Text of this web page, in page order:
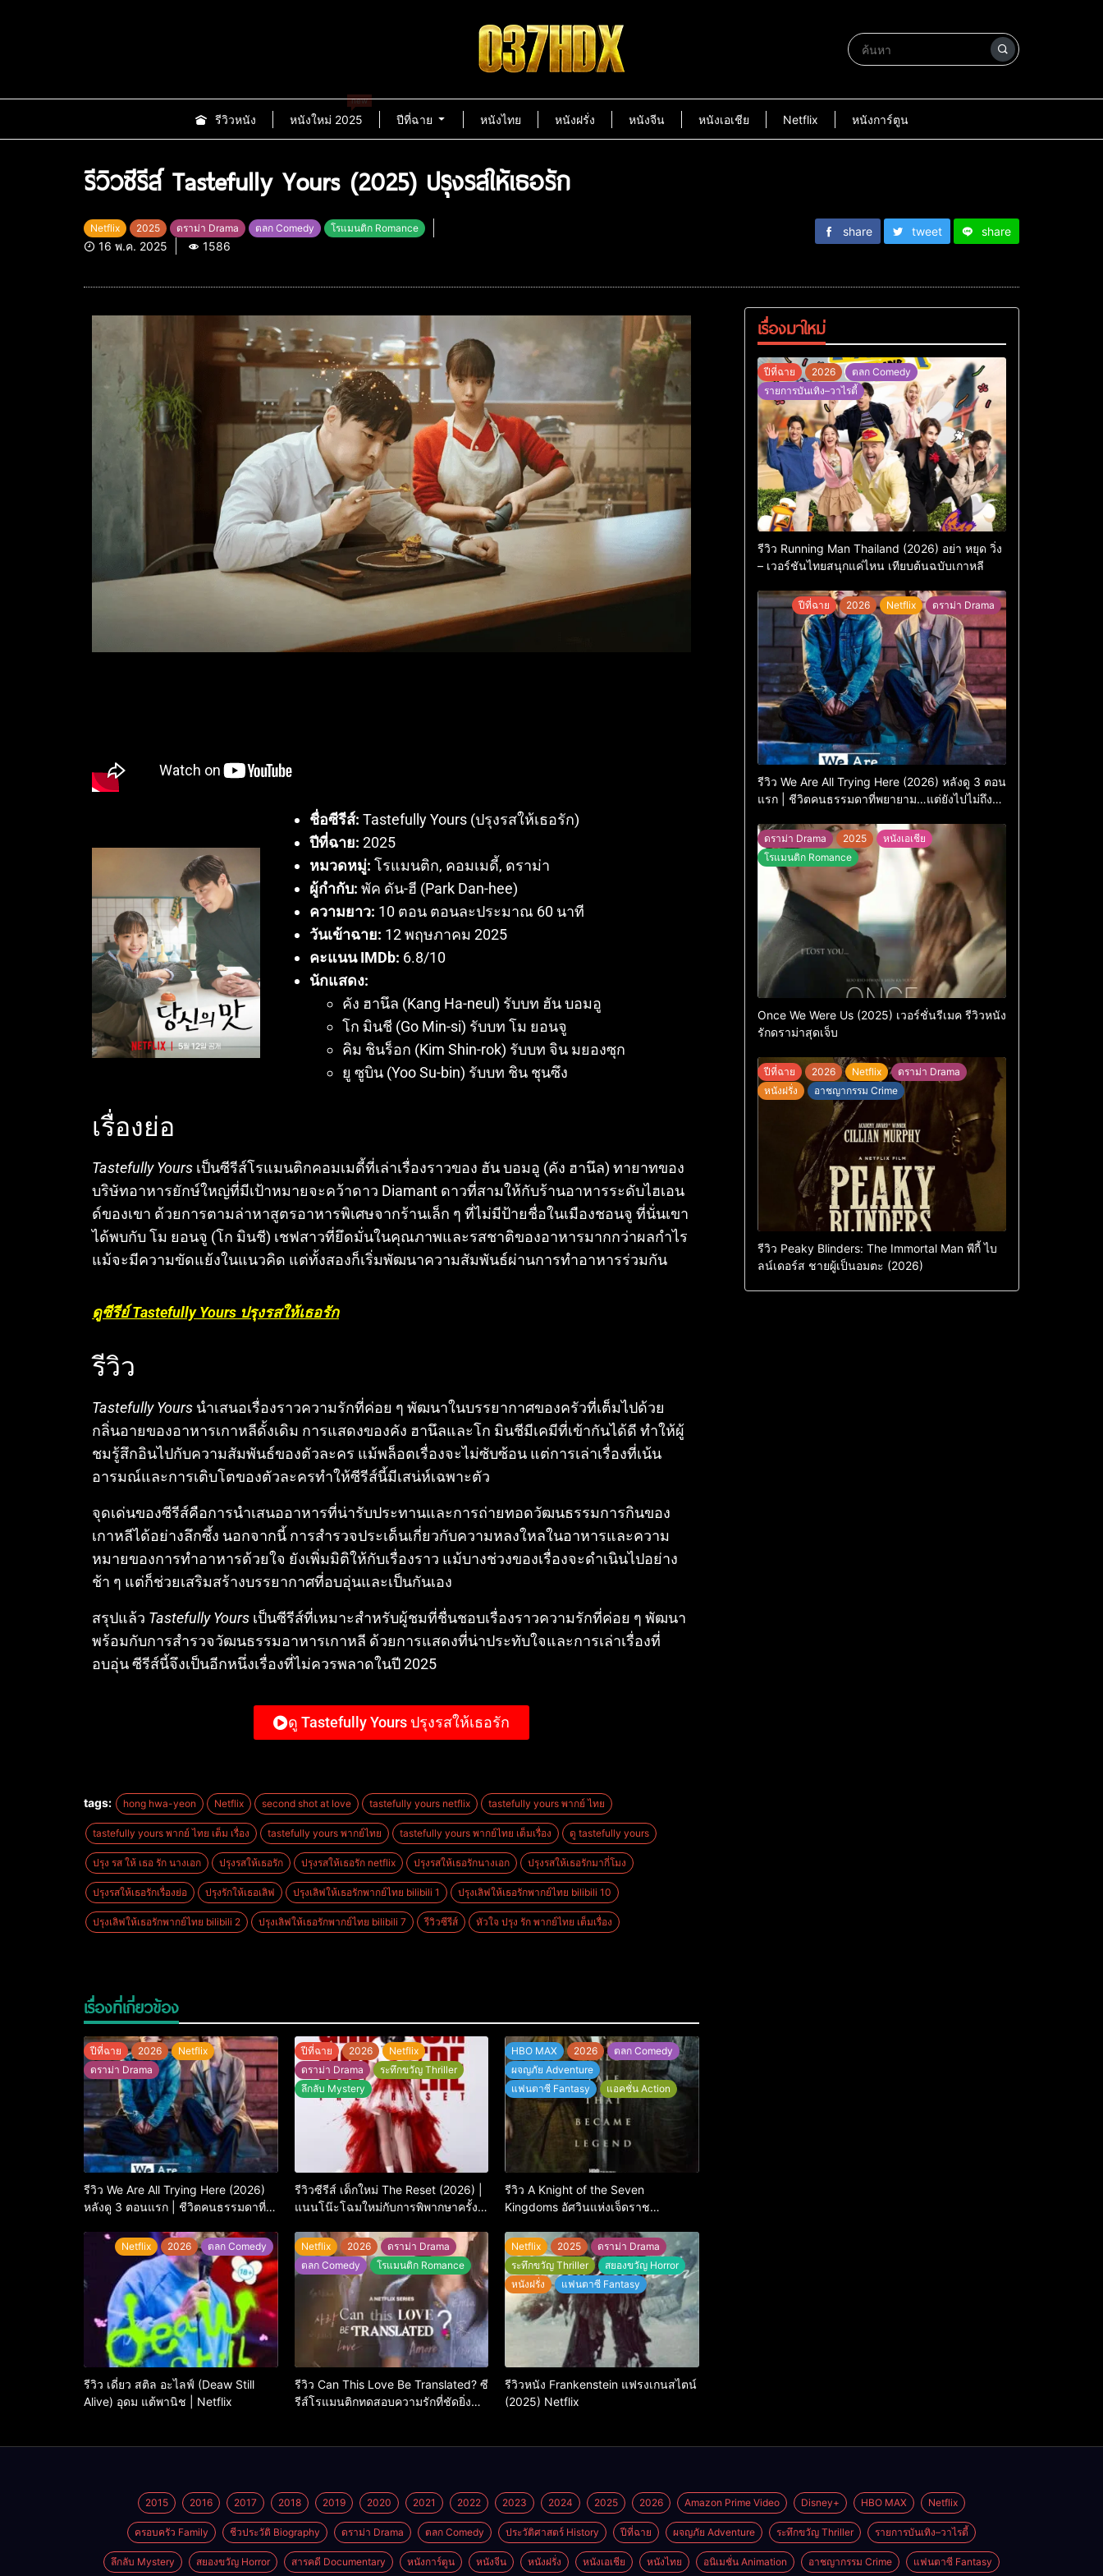
รีวิวหนัง หนังใหม่ 2025
new
ปีที่ฉาย หนังไทย หนังฝรั่ง หนังจีน หนังเอเชีย Netflix หนังการ์ตูน
รีวิวซีรีส์ Tastefully Yours (2025) ปรุงรสให้เธอรัก
Netflix 2025 ดราม่า Drama ตลก Comedy โรแมนติก Romance
16 พ.ค. 2025 1586
share tweet share
ชื่อซีรีส์: Tastefully Yours (ปรุงรสให้เธอรัก)
ปีที่ฉาย: 2025
หมวดหมู่: โรแมนติก, คอมเมดี้, ดราม่า
ผู้กำกับ: พัค ดัน-ฮี (Park Dan-hee)
ความยาว: 10 ตอน ตอนละประมาณ 60 นาที
วันเข้าฉาย: 12 พฤษภาคม 2025
คะแนน IMDb: 6.8/10
นักแสดง:
คัง ฮานึล (Kang Ha-neul) รับบท ฮัน บอมอู
โก มินชี (Go Min-si) รับบท โม ยอนจู
คิม ชินร็อก (Kim Shin-rok) รับบท จิน มยองซุก
ยู ซูบิน (Yoo Su-bin) รับบท ชิน ชุนซึง
เรื่องย่อ
Tastefully Yours เป็นซีรีส์โรแมนติกคอมเมดี้ที่เล่าเรื่องราวของ ฮัน บอมอู (คัง ฮานึล) ทายาทของ
บริษัทอาหารยักษ์ใหญ่ที่มีเป้าหมายจะคว้าดาว Diamant ดาวที่สามให้กับร้านอาหารระดับไฮเอน
ด์ของเขา ด้วยการตามล่าหาสูตรอาหารพิเศษจากร้านเล็ก ๆ ที่ไม่มีป้ายชื่อในเมืองชอนจู ที่นั่นเขา
ได้พบกับ โม ยอนจู (โก มินชี) เชฟสาวที่ยึดมั่นในคุณภาพและรสชาติของอาหารมากกว่าผลกำไร
แม้จะมีความขัดแย้งในแนวคิด แต่ทั้งสองก็เริ่มพัฒนาความสัมพันธ์ผ่านการทำอาหารร่วมกัน
ดูซีรีย์ Tastefully Yours ปรุงรสให้เธอรัก
รีวิว
Tastefully Yours นำเสนอเรื่องราวความรักที่ค่อย ๆ พัฒนาในบรรยากาศของครัวที่เต็มไปด้วย
กลิ่นอายของอาหารเกาหลีดั้งเดิม การแสดงของคัง ฮานึลและโก มินชีมีเคมีที่เข้ากันได้ดี ทำให้ผู้
ชมรู้สึกอินไปกับความสัมพันธ์ของตัวละคร แม้พล็อตเรื่องจะไม่ซับซ้อน แต่การเล่าเรื่องที่เน้น
อารมณ์และการเติบโตของตัวละครทำให้ซีรีส์นี้มีเสน่ห์เฉพาะตัว
จุดเด่นของซีรีส์คือการนำเสนออาหารที่น่ารับประทานและการถ่ายทอดวัฒนธรรมการกินของ
เกาหลีได้อย่างลึกซึ้ง นอกจากนี้ การสำรวจประเด็นเกี่ยวกับความหลงใหลในอาหารและความ
หมายของการทำอาหารด้วยใจ ยังเพิ่มมิติให้กับเรื่องราว แม้บางช่วงของเรื่องจะดำเนินไปอย่าง
ช้า ๆ แต่ก็ช่วยเสริมสร้างบรรยากาศที่อบอุ่นและเป็นกันเอง
สรุปแล้ว Tastefully Yours เป็นซีรีส์ที่เหมาะสำหรับผู้ชมที่ชื่นชอบเรื่องราวความรักที่ค่อย ๆ พัฒนา
พร้อมกับการสำรวจวัฒนธรรมอาหารเกาหลี ด้วยการแสดงที่น่าประทับใจและการเล่าเรื่องที่
อบอุ่น ซีรีส์นี้จึงเป็นอีกหนึ่งเรื่องที่ไม่ควรพลาดในปี 2025
ดู Tastefully Yours ปรุงรสให้เธอรัก
tags: hong hwa-yeon Netflix second shot at love tastefully yours netflix tastefully yours พากย์ ไทย
tastefully yours พากย์ ไทย เต็ม เรื่อง tastefully yours พากย์ไทย tastefully yours พากย์ไทย เต็มเรื่อง ดู tastefully yours
ปรุง รส ให้ เธอ รัก นางเอก ปรุงรสให้เธอรัก ปรุงรสให้เธอรัก netflix ปรุงรสให้เธอรักนางเอก ปรุงรสให้เธอรักมากี่โมง
ปรุงรสให้เธอรักเรื่องย่อ ปรุงรักให้เธอเลิฟ ปรุงเลิฟให้เธอรักพากย์ไทย bilibili 1 ปรุงเลิฟให้เธอรักพากย์ไทย bilibili 10
ปรุงเลิฟให้เธอรักพากย์ไทย bilibili 2 ปรุงเลิฟให้เธอรักพากย์ไทย bilibili 7 รีวิวซีรีส์ หัวใจ ปรุง รัก พากย์ไทย เต็มเรื่อง
เรื่องที่เกี่ยวข้อง
ปีที่ฉาย 2026
Netflix
ดราม่า Drama
รีวิว We Are All Trying Here (2026)
หลังดู 3 ตอนแรก | ชีวิตคนธรรมดาที่
ปีที่ฉาย 2026
Netflix
ดราม่า Drama
ระทึกขวัญ Thriller
ลึกลับ Mystery
รีวิวซีรีส์ เด็กใหม่ The Reset (2026) |
แนนโน๊ะโฉมใหม่กับการพิพากษาครั้ง
HBO MAX 2026
ตลก Comedy
ผจญภัย Adventure
แฟนตาซี Fantasy
แอคชั่น Action
รีวิว A Knight of the Seven
Kingdoms อัศวินแห่งเจ็ดราช
ที่สุดในจักรวาล GoT
Netflix 2026 ตลก Comedy
รีวิว เดี่ยว สติล อะไลฟ์ (Deaw Still
Alive) อุดม แต้พานิช | Netflix
Netflix 2026
ดราม่า Drama
ตลก Comedy
โรแมนติก Romance
รีวิว Can This Love Be Translated? ซี
รีส์โรแมนติกทดสอบความรักที่ชัดยิ่ง
Netflix 2025
ดราม่า Drama
ระทึกขวัญ Thriller
สยองขวัญ Horror
หนังฝรั่ง
แฟนตาซี Fantasy
รีวิวหนัง Frankenstein แฟรงเกนสไตน์
(2025) Netflix
เรื่องมาใหม่
ปีที่ฉาย 2026
ตลก Comedy
รายการบันเทิง–วาไรตี้
รีวิว Running Man Thailand (2026) อย่า หยุด วิ่ง
– เวอร์ชันไทยสนุกแค่ไหน เทียบต้นฉบับเกาหลี
ปีที่ฉาย 2026 Netflix ดราม่า Drama
รีวิว We Are All Trying Here (2026) หลังดู 3 ตอน
แรก | ชีวิตคนธรรมดาที่พยายาม…แต่ยังไปไม่ถึง
ดราม่า Drama 2025
หนังเอเชีย
โรแมนติก Romance
Once We Were Us (2025) เวอร์ชั่นรีเมค รีวิวหนัง
รักดราม่าสุดเจ็บ
ปีที่ฉาย 2026 Netflix
ดราม่า Drama
หนังฝรั่ง
อาชญากรรม Crime
รีวิว Peaky Blinders: The Immortal Man พีกี้ ไบ
ลน์เดอร์ส ชายผู้เป็นอมตะ (2026)
2015 2016 2017 2018 2019 2020 2021 2022 2023 2024 2025 2026 Amazon Prime Video Disney+ HBO MAX Netflix
ครอบครัว Family ชีวประวัติ Biography ดราม่า Drama ตลก Comedy ประวัติศาสตร์ History ปีที่ฉาย ผจญภัย Adventure ระทึกขวัญ Thriller รายการบันเทิง–วาไรตี้
ลึกลับ Mystery สยองขวัญ Horror สารคดี Documentary หนังการ์ตูน หนังจีน หนังฝรั่ง หนังเอเชีย หนังไทย อนิเมชั่น Animation อาชญากรรม Crime แฟนตาซี Fantasy